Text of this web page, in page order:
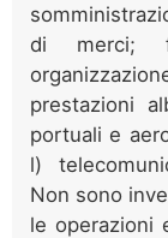
di merci;
prestazioni
portuali e
l)
Non sono
le operazioni